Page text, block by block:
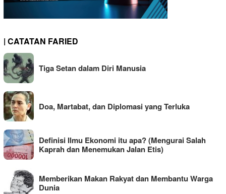
| CATATAN FARIED
Tiga Setan dalam Diri Manusia
Doa, Martabat, dan Diplomasi yang Terluka
Definisi Ilmu Ekonomi itu apa? (Mengurai Salah
Kaprah dan Menemukan Jalan Etis)
Memberikan Makan Rakyat dan Membantu Warga
Dunia